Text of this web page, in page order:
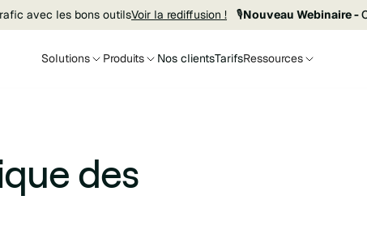
avec les bons outilsVoir la rediffusion ! 🎙️Nouveau Webinaire -
Solutions Produits Nos clientsTarifsRessources
des